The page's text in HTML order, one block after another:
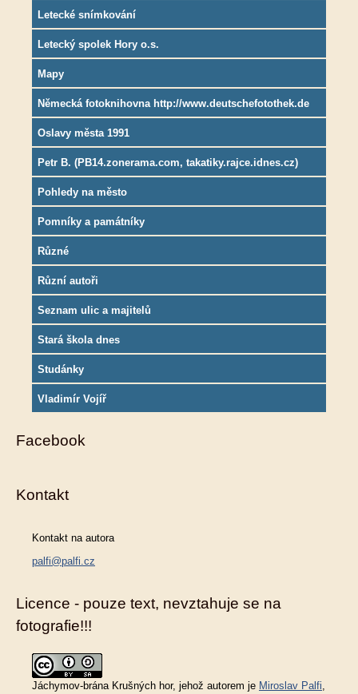
Letecké snímkování
Letecký spolek Hory o.s.
Mapy
Německá fotoknihovna http://www.deutschefotothek.de
Oslavy města 1991
Petr B. (PB14.zonerama.com, takatiky.rajce.idnes.cz)
Pohledy na město
Pomníky a památníky
Různé
Různí autoři
Seznam ulic a majitelů
Stará škola dnes
Studánky
Vladimír Vojíř
Facebook
Kontakt
Kontakt na autora
palfi@palfi.cz
Licence - pouze text, nevztahuje se na
fotografie!!!
Jáchymov-brána Krušných hor, jehož autorem je Miroslav Palfi,